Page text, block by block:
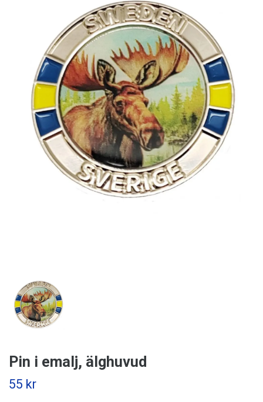
Pin i emalj, älghuvud
55 kr